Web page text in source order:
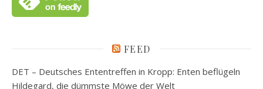
FEED
DET – Deutsches Ententreffen in Kropp: Enten beflügeln
Hildegard, die dümmste Möwe der Welt